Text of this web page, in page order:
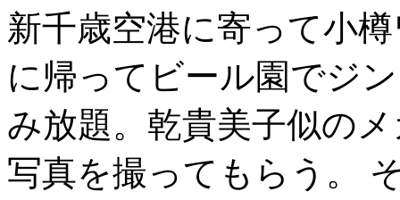
新千歳空港に寄って小
に帰ってビール園でジ
み放題。乾貴美子似の
写真を撮ってもらう。